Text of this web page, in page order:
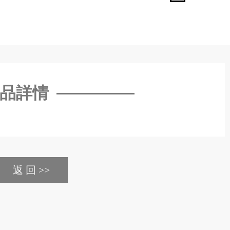
詳情
返 回 >>